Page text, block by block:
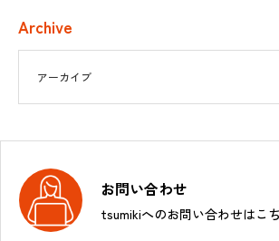
Archive
お問い合わせ
tsumikiへのお問い合わせはこ